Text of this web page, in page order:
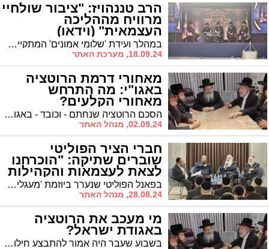
הרב טננהויז: "ציבור שולחיי
מרוויח מההליכה
העצמאית" (וידאו)
במהלך ועידת 'שלומי אמונים' המתקיים במלון 'ציפורי' בחפץ חיים סיפר חבר מועצת העיר הרב יהושע טננהויז על השינוי המשמעותי בכח הפוליטי של סיעתו בקדנציה הנוכחית. "כסיעה עצמאית, הנהגת העיריה נוהגת כלפינו אחרת ומסייעת לנו משמעותית"
18.09.24, מערכת האתר
מאחורי דרמת הרוטציה
באגו"י: מה התרחש
מאחורי הקלעים?
הסכם הרוטציה שנחתם - וכובד - באגודת ישראל יצר חרושת של שמועות בעיר. 'אשדודס' עושה סדר ומסביר מה אירע מאחורי הקלעים, מאז נחתם הסכם הרוטציה ועד לקיומו בפועל השבוע
02.09.24, מנהל האתר
חברי הציר הפוליטי
שוברים שתיקה: "הוכרחנו
לצאת לעצמאות והקהילות
יצאו נשכרות" בפאנל הפוליטי שנערך ביוזמת 'מעגלים' ובו נכחו ראשי 'הציר החסידי' באגודת ישראל השר פרוש וח"כ אייכלר, הוענקה הצצה אל נסיבות כינון הציר הפוליטי בזירה הארצית המורכב מסיעות שלומי אמונים ומחזיקי הדת ולאירועים שהובילו לדרך העצמאית באשדוד שהביאה להקמת 'אשדוד החרדית'. וובר וטננהויז: "העצמאות נכפתה עלינו אך הקהילות יצאו נשכרות"
28.08.24, מנהל האתר
מי מעכב את הרוטציה
באגודת ישראל?
בשבוע שעבר היה אמור להתבצע חילופי גברי בסיעת 'אגודת ישראל', אך הדבר אינו קורה. האם ההסכם שיאפשר ייצוג לכל החוגים באגו"י יתקע ברגע האחרון?